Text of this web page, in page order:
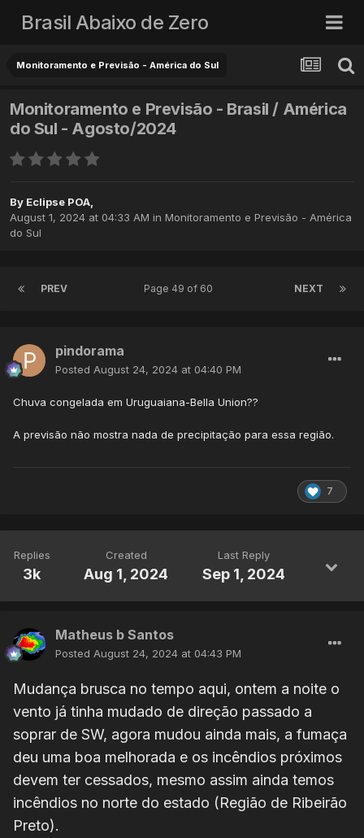
Brasil Abaixo de Zero
Monitoramento e Previsão - América do Sul
Monitoramento e Previsão - Brasil / América
do Sul - Agosto/2024
By Eclipse POA,
August 1, 2024 at 04:33 AM in Monitoramento e Previsão - América
do Sul
PREV NEXT
Page 49 of 60
pindorama
Posted August 24, 2024 at 04:40 PM
Chuva congelada em Uruguaiana-Bella Union??
A previsão não mostra nada de precipitação para essa região.
7
Replies
3k
Created
Aug 1, 2024
Last Reply
Sep 1, 2024
Matheus b Santos
Posted August 24, 2024 at 04:43 PM
Mudança brusca no tempo aqui, ontem a noite o
vento já tinha mudado de direção passado a
soprar de SW, agora mudou ainda mais, a fumaça
deu uma boa melhorada e os incêndios próximos
devem ter cessados, mesmo assim ainda temos
incêndios no norte do estado (Região de Ribeirão
Preto).